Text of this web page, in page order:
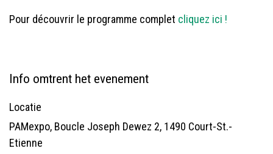
Pour découvrir le programme complet cliquez ici !
Info omtrent het evenement
Locatie
PAMexpo, Boucle Joseph Dewez 2, 1490 Court-St.-
Etienne